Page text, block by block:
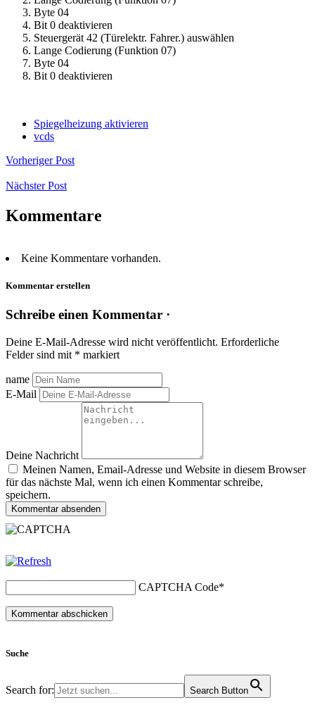
Byte 04
Bit 0 deaktivieren
Steuergerät 42 (Türelektr. Fahrer.) auswählen
Lange Codierung (Funktion 07)
Byte 04
Bit 0 deaktivieren
Spiegelheizung aktivieren
vcds
Vorheriger Post
Nächster Post
Kommentare
Keine Kommentare vorhanden.
Kommentar erstellen
Schreibe einen Kommentar ·
Deine E-Mail-Adresse wird nicht veröffentlicht. Erforderliche
Felder sind mit * markiert
name
E-Mail
Deine Nachricht
Meinen Namen, Email-Adresse und Website in diesem Browser
für das nächste Mal, wenn ich einen Kommentar schreibe,
speichern.
Kommentar absenden
CAPTCHA Code*
Suche
Search for: Search Button